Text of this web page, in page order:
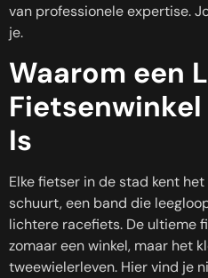
van professionele expertise.
je.
Waarom een
Is
Elke fietser in de stad kent
schuurt, een band die
lichtere racefiets. De ultieme
zomaar een winkel, maar het
tweewielerleven. Hier vind je